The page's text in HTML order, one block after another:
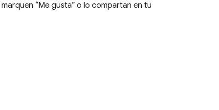
“Me gusta” o lo compartan en tu